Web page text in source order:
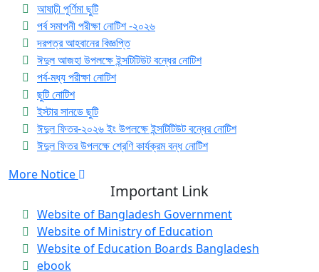
আষাঢ়ী পূর্ণিমা ছুটি
পর্ব সমাপনী পরীক্ষা নোটিশ -২০২৬
দরপত্র আহবানের বিজ্ঞপ্তি
ঈদুল আজহা উপলক্ষে ইন্সটিটিউট বন্ধের নোটিশ
পর্ব-মধ্য পরীক্ষা নোটিশ
ছুটি নোটিশ
ইস্টার সানডে ছুটি
ঈদুল ফিতর-২০২৬ ইং উপলক্ষে ইন্সটিটিউট বন্ধের নোটিশ
ঈদুল ফিতর উপলক্ষে শ্রেণি কার্যক্রম বন্ধ নোটিশ
More Notice
Important Link
Website of Bangladesh Government
Website of Ministry of Education
Website of Education Boards Bangladesh
ebook